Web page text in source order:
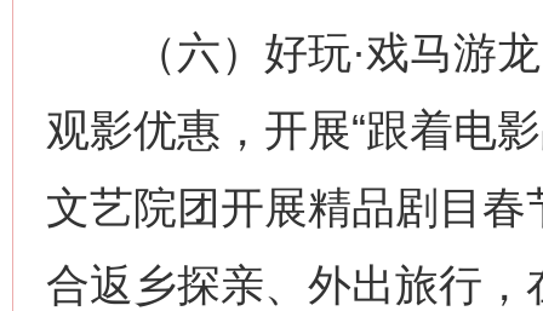
（六）好玩·戏马游龙
观影优惠，开展“跟着电
文艺院团开展精品剧目
合返乡探亲、外出旅行